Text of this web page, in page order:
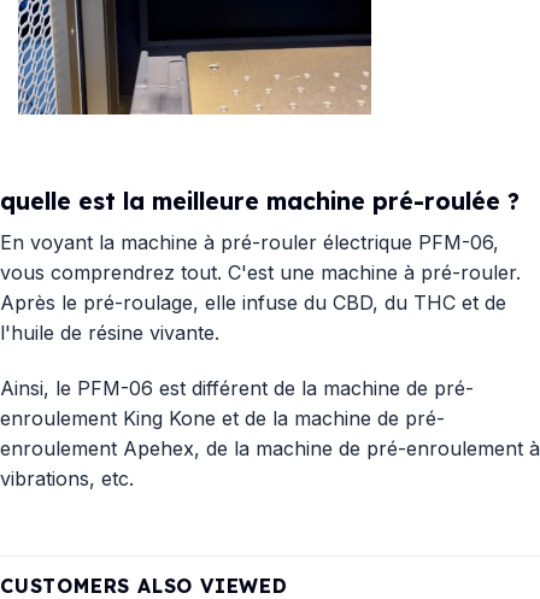
quelle est la meilleure machine pré-roulée ?
En voyant la machine à pré-rouler électrique PFM-06,
vous comprendrez tout. C'est une machine à pré-rouler.
Après le pré-roulage, elle infuse du CBD, du THC et de
l'huile de résine vivante.
Ainsi, le PFM-06 est différent de la machine de pré-
enroulement King Kone et de la machine de pré-
enroulement Apehex, de la machine de pré-enroulement à
vibrations, etc.
CUSTOMERS ALSO VIEWED